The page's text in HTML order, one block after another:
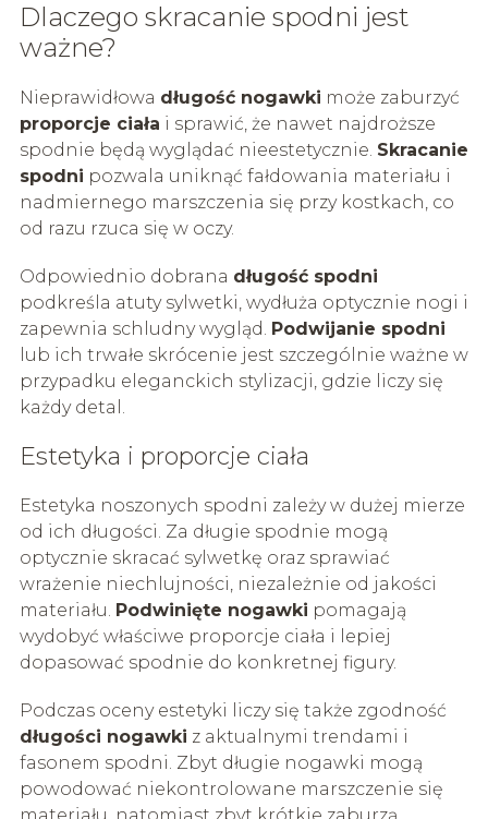
Dlaczego skracanie spodni jest
ważne?
Nieprawidłowa długość nogawki może zaburzyć
proporcje ciała i sprawić, że nawet najdroższe
spodnie będą wyglądać nieestetycznie. Skracanie
spodni pozwala uniknąć fałdowania materiału i
nadmiernego marszczenia się przy kostkach, co
od razu rzuca się w oczy.
Odpowiednio dobrana długość spodni
podkreśla atuty sylwetki, wydłuża optycznie nogi i
zapewnia schludny wygląd. Podwijanie spodni
lub ich trwałe skrócenie jest szczególnie ważne w
przypadku eleganckich stylizacji, gdzie liczy się
każdy detal.
Estetyka i proporcje ciała
Estetyka noszonych spodni zależy w dużej mierze
od ich długości. Za długie spodnie mogą
optycznie skracać sylwetkę oraz sprawiać
wrażenie niechlujności, niezależnie od jakości
materiału. Podwinięte nogawki pomagają
wydobyć właściwe proporcje ciała i lepiej
dopasować spodnie do konkretnej figury.
Podczas oceny estetyki liczy się także zgodność
długości nogawki z aktualnymi trendami i
fasonem spodni. Zbyt długie nogawki mogą
powodować niekontrolowane marszczenie się